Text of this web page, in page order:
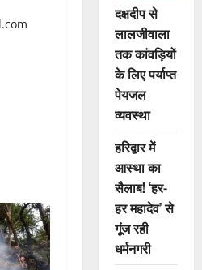
दक्षदीप से
लालजीवाला
तक कांवड़ियों
के लिए पर्याप्त
पेयजल
व्यवस्था
हरिद्वार में
आस्था का
सैलाब! ‘हर-
हर महादेव’ से
गूंज रही
धर्मनगरी